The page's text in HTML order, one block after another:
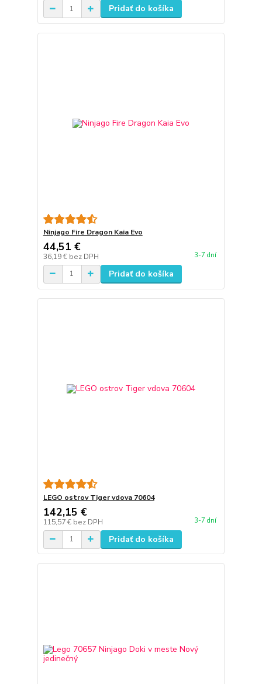
Pridať do košíka
Ninjago Fire Dragon Kaia Evo
44,51 €
36,19 € bez DPH 3-7 dní
Pridať do košíka
LEGO ostrov Tiger vdova 70604
142,15 €
115,57 € bez DPH 3-7 dní
Pridať do košíka